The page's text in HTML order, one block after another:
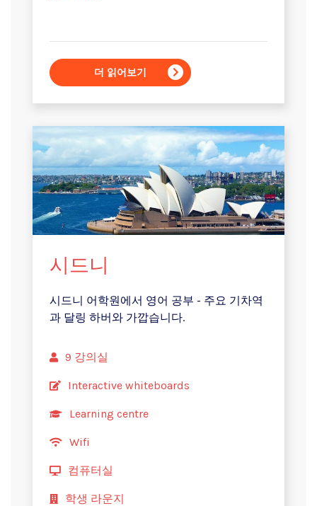
더 읽어보기
시드니
시드니 어학원에서 영어 공부 - 주요 기차역
과 달링 하버와 가깝습니다.
9 강의실
Interactive whiteboards
Learning centre
Wifi
컴퓨터실
학생 라운지